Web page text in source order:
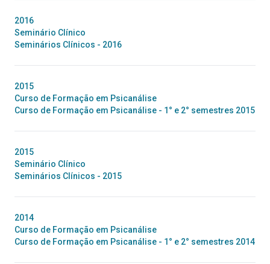
2016
Seminário Clínico
Seminários Clínicos - 2016
2015
Curso de Formação em Psicanálise
Curso de Formação em Psicanálise - 1° e 2° semestres 2015
2015
Seminário Clínico
Seminários Clínicos - 2015
2014
Curso de Formação em Psicanálise
Curso de Formação em Psicanálise - 1° e 2° semestres 2014